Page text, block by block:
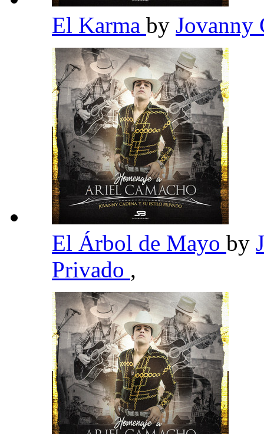
El Karma by Jovanny
El Árbol de Mayo by
Privado ,